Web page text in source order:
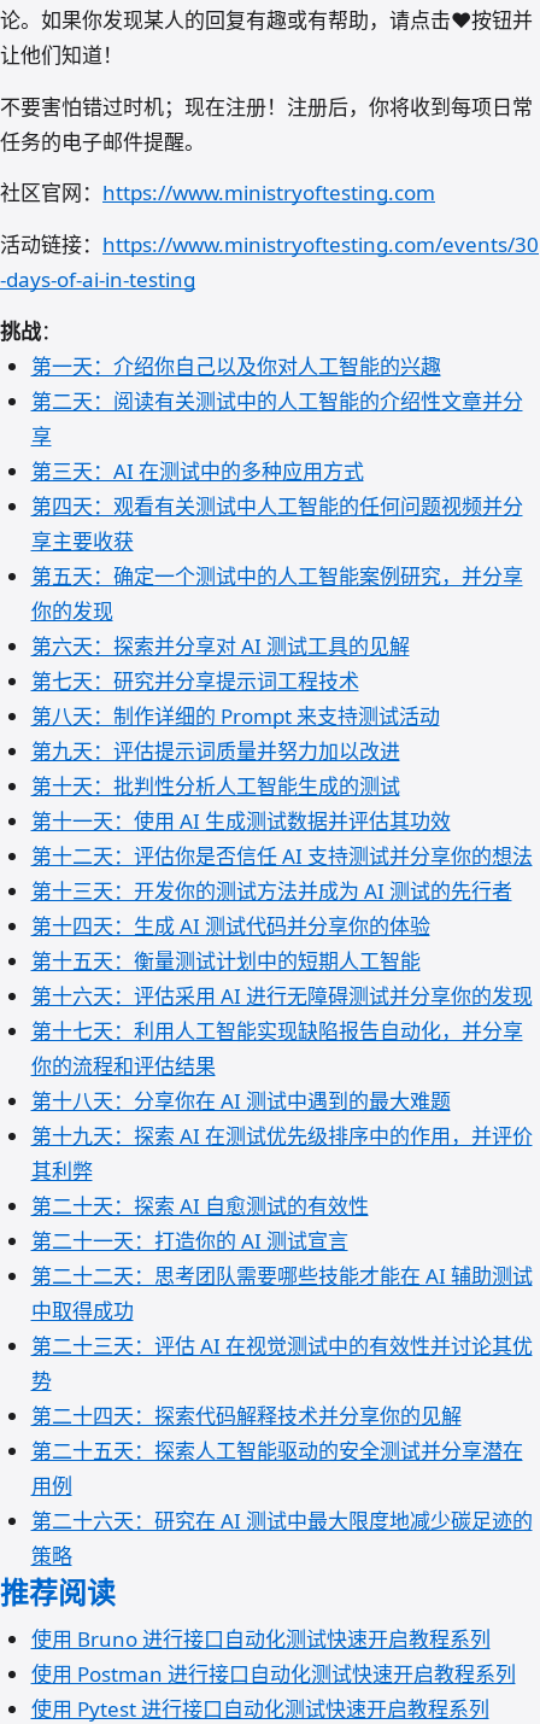
论。如果你发现某人的回复有趣或有帮助，请点击❤️按钮并
让他们知道！
不要害怕错过时机；现在注册！注册后，你将收到每项日常
任务的电子邮件提醒。
社区官网： https://www.ministryoftesting.com
活动链接： https://www.ministryoftesting.com/events/30
-days-of-ai-in-testing
挑战：
第一天：介绍你自己以及你对人工智能的兴趣
第二天：阅读有关测试中的人工智能的介绍性文章并分
享
第三天：AI 在测试中的多种应用方式
第四天：观看有关测试中人工智能的任何问题视频并分
享主要收获
第五天：确定一个测试中的人工智能案例研究，并分享
你的发现
第六天：探索并分享对 AI 测试工具的见解
第七天：研究并分享提示词工程技术
第八天：制作详细的 Prompt 来支持测试活动
第九天：评估提示词质量并努力加以改进
第十天：批判性分析人工智能生成的测试
第十一天：使用 AI 生成测试数据并评估其功效
第十二天：评估你是否信任 AI 支持测试并分享你的想法
第十三天：开发你的测试方法并成为 AI 测试的先行者
第十四天：生成 AI 测试代码并分享你的体验
第十五天：衡量测试计划中的短期人工智能
第十六天：评估采用 AI 进行无障碍测试并分享你的发现
第十七天：利用人工智能实现缺陷报告自动化，并分享
你的流程和评估结果
第十八天：分享你在 AI 测试中遇到的最大难题
第十九天：探索 AI 在测试优先级排序中的作用，并评价
其利弊
第二十天：探索 AI 自愈测试的有效性
第二十一天：打造你的 AI 测试宣言
第二十二天：思考团队需要哪些技能才能在 AI 辅助测试
中取得成功
第二十三天：评估 AI 在视觉测试中的有效性并讨论其优
势
第二十四天：探索代码解释技术并分享你的见解
第二十五天：探索人工智能驱动的安全测试并分享潜在
用例
第二十六天：研究在 AI 测试中最大限度地减少碳足迹的
策略
推荐阅读
使用 Bruno 进行接口自动化测试快速开启教程系列
使用 Postman 进行接口自动化测试快速开启教程系列
使用 Pytest 进行接口自动化测试快速开启教程系列